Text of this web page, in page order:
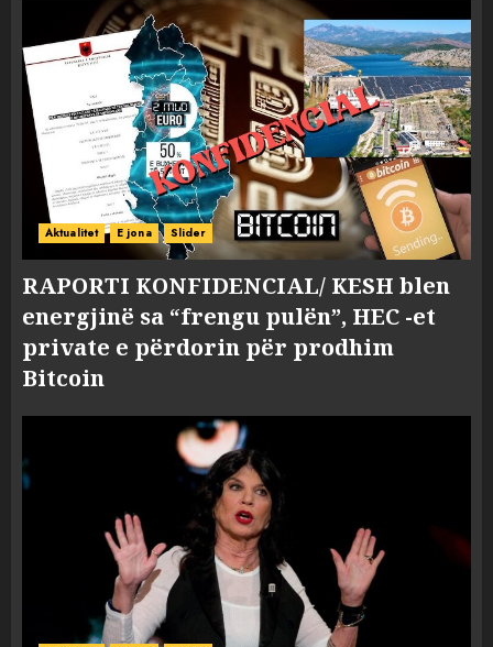
Aktualitet E jona Slider
RAPORTI KONFIDENCIAL/ KESH blen
energjinë sa “frengu pulën”, HEC -et
private e përdorin për prodhim
Bitcoin